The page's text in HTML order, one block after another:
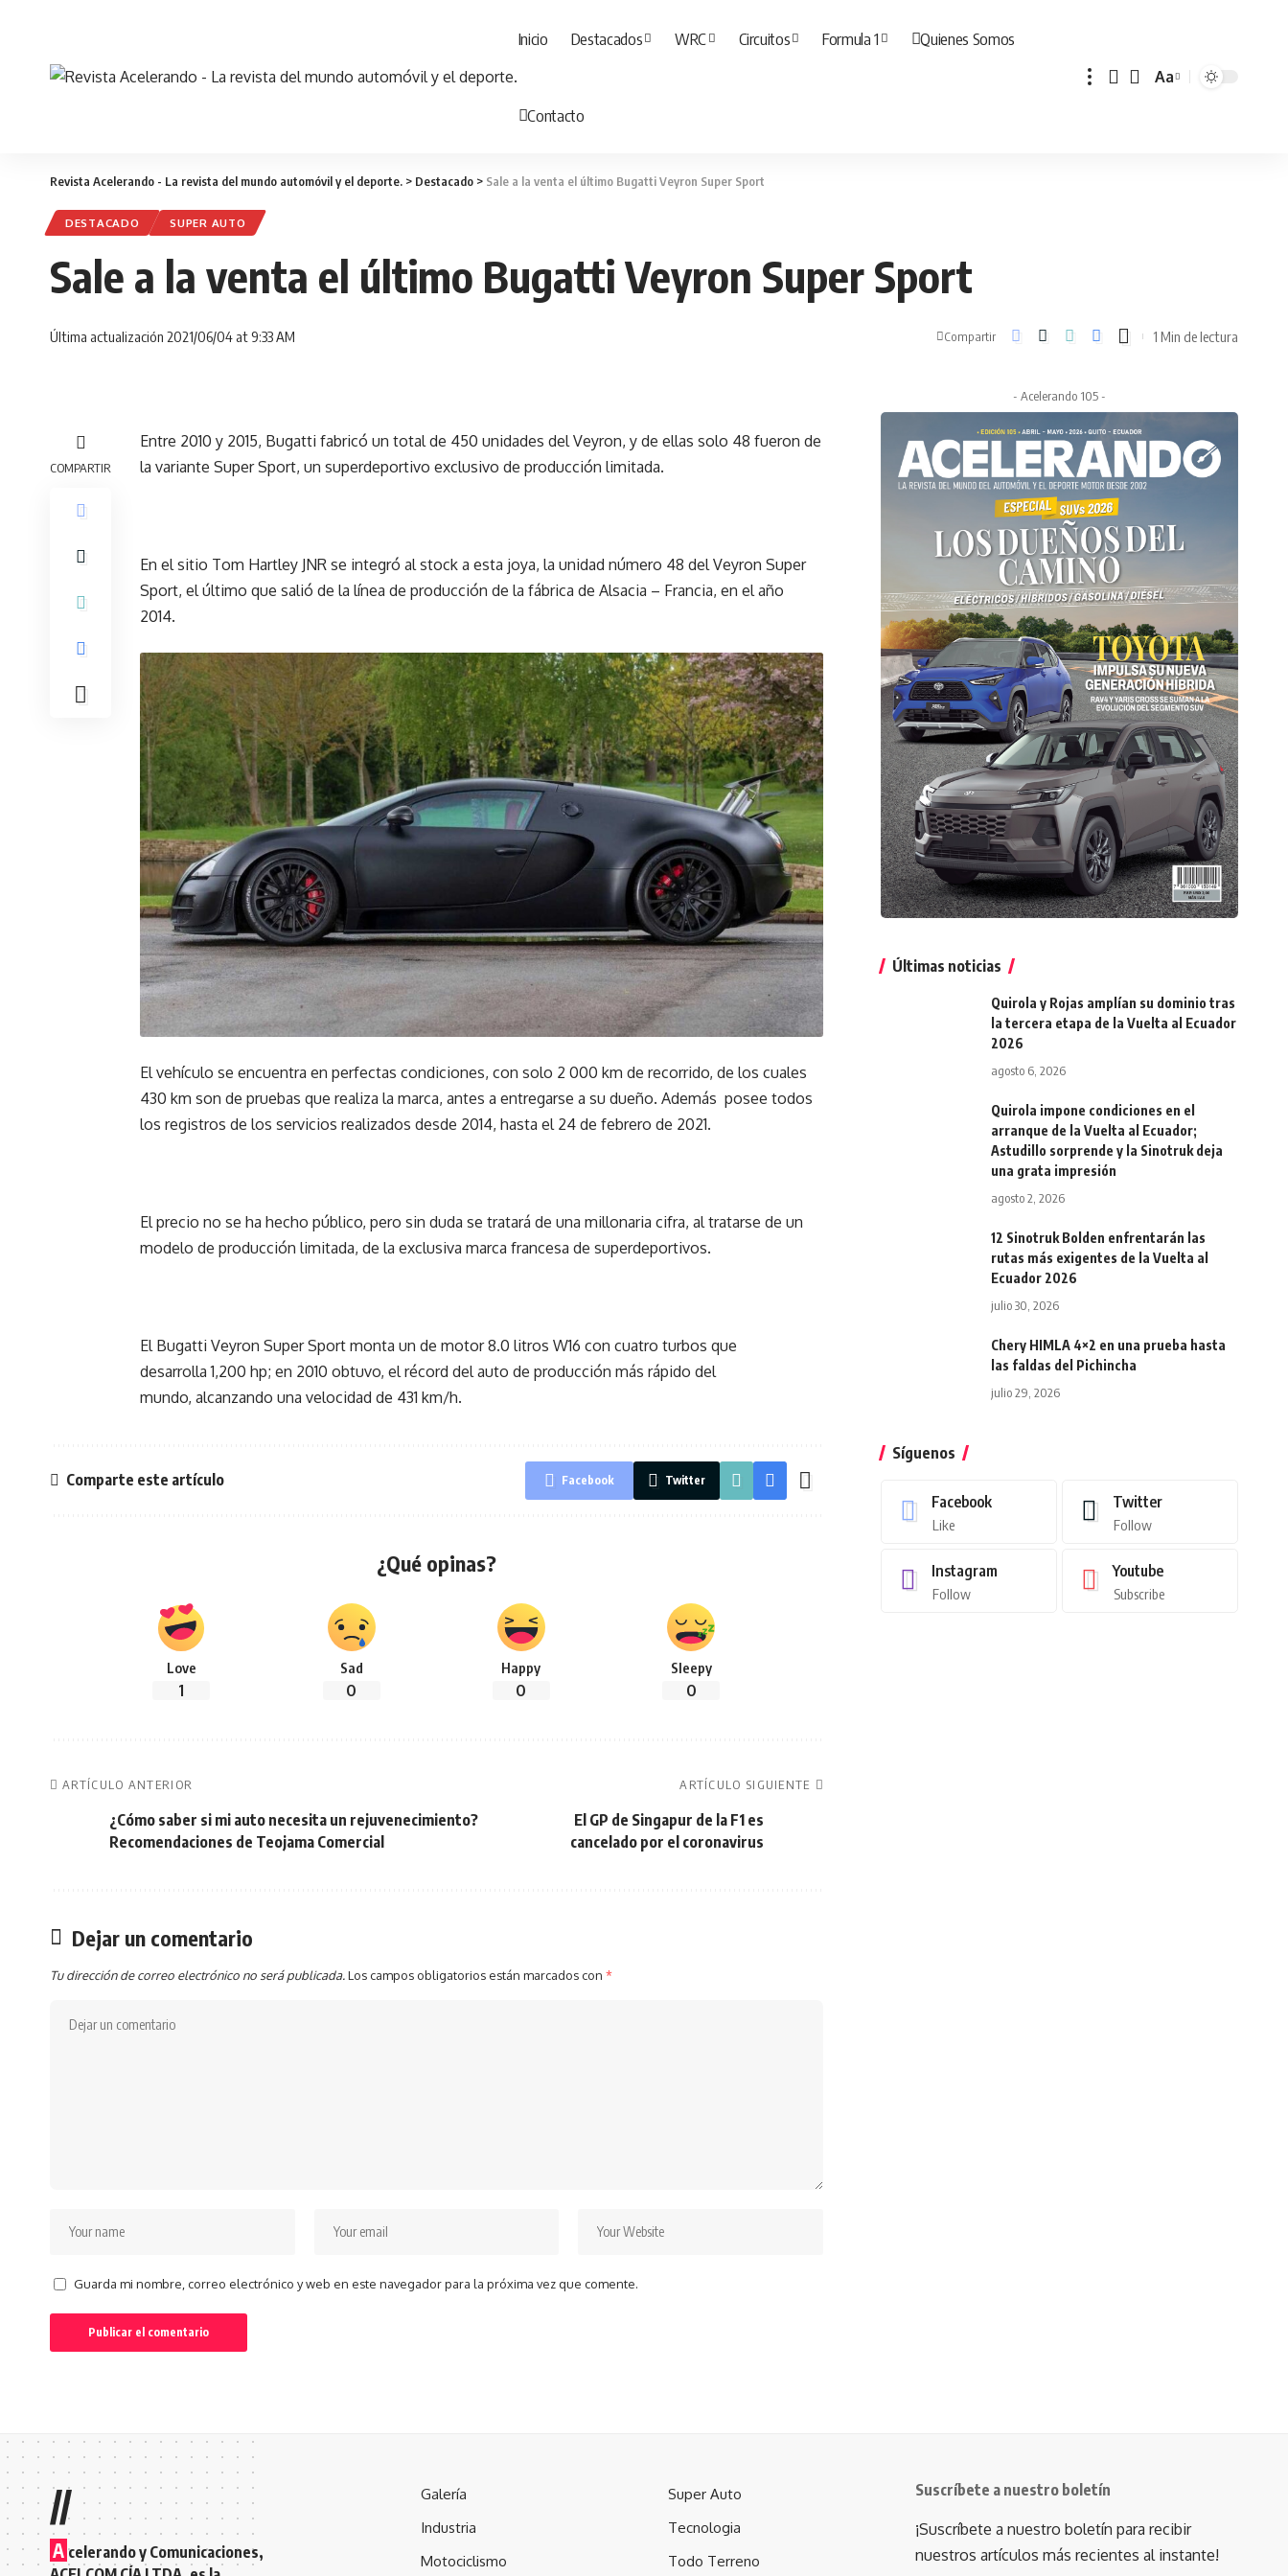
Inicio Destacados WRC Circuitos Formula 1 Quienes Somos
Contacto
Cambiar
Aa
Revista Acelerando - La revista del mundo automóvil y el deporte. > Destacado > Sale a la venta el último Bugatti Veyron Super Sport
DESTACADO SUPER AUTO
Sale a la venta el último Bugatti Veyron Super Sport
Última actualización 2021/06/04 at 9:33 AM Compartir 1 Min de lectura
COMPARTIR
Entre 2010 y 2015, Bugatti fabricó un total de 450 unidades del Veyron, y de ellas solo 48 fueron de
la variante Super Sport, un superdeportivo exclusivo de producción limitada.
En el sitio Tom Hartley JNR se integró al stock a esta joya, la unidad número 48 del Veyron Super
Sport, el último que salió de la línea de producción de la fábrica de Alsacia – Francia, en el año
2014.
El vehículo se encuentra en perfectas condiciones, con solo 2 000 km de recorrido, de los cuales
430 km son de pruebas que realiza la marca, antes a entregarse a su dueño. Además posee todos
los registros de los servicios realizados desde 2014, hasta el 24 de febrero de 2021.
El precio no se ha hecho público, pero sin duda se tratará de una millonaria cifra, al tratarse de un
modelo de producción limitada, de la exclusiva marca francesa de superdeportivos.
El Bugatti Veyron Super Sport monta un de motor 8.0 litros W16 con cuatro turbos que
desarrolla 1,200 hp; en 2010 obtuvo, el récord del auto de producción más rápido del
mundo, alcanzando una velocidad de 431 km/h.
Comparte este artículo Facebook Twitter
¿Qué opinas?
Love
1
Sad
0
Happy
0
Sleepy
0
ARTÍCULO ANTERIOR
¿Cómo saber si mi auto necesita un rejuvenecimiento?
Recomendaciones de Teojama Comercial
ARTÍCULO SIGUIENTE
El GP de Singapur de la F1 es
cancelado por el coronavirus
Dejar un comentario
Tu dirección de correo electrónico no será publicada.Los campos obligatorios están marcados con *
Guarda mi nombre, correo electrónico y web en este navegador para la próxima vez que comente.
- Acelerando 105 -
Últimas noticias
Quirola y Rojas amplían su dominio tras
la tercera etapa de la Vuelta al Ecuador
2026
agosto 6, 2026
Quirola impone condiciones en el
arranque de la Vuelta al Ecuador;
Astudillo sorprende y la Sinotruk deja
una grata impresión
agosto 2, 2026
12 Sinotruk Bolden enfrentarán las
rutas más exigentes de la Vuelta al
Ecuador 2026
julio 30, 2026
Chery HIMLA 4×2 en una prueba hasta
las faldas del Pichincha
julio 29, 2026
Síguenos
Facebook
Like
Twitter
Follow
Instagram
Follow
Youtube
Subscribe
//
A celerando y Comunicaciones,
Galería
Industria
Motociclismo
Super Auto
Tecnologia
Todo Terreno
Suscríbete a nuestro boletín
¡Suscríbete a nuestro boletín para recibir
nuestros artículos más recientes al instante!